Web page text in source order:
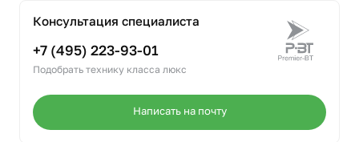
Консультация специалиста
+7 (495) 223-93-01
Подобрать технику класса люкс
Написать на почту